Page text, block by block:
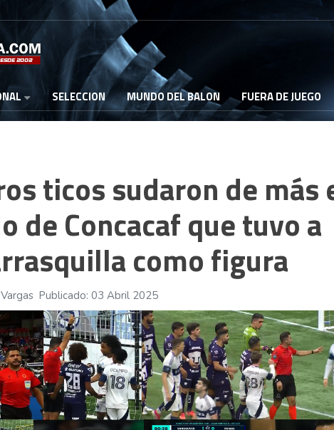
SELECCION MUNDO DEL BALON FUERA DE JUEGO
ticos sudaron de más
de Concacaf que tuvo a
como figura
Publicado: 03 Abril 2025